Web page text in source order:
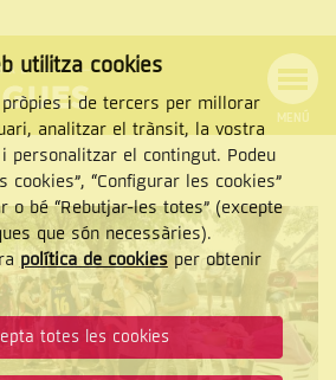
MENÚ
CERCAR
utilitza cookies
i de tercers per millorar
analitzar el trànsit, la vostra
personalitzar el contingut. Podeu
cookies”, “Configurar les cookies”
o bé “Rebutjar-les totes” (excepte
que són necessàries).
política de cookiesper obtenir
totes les cookies